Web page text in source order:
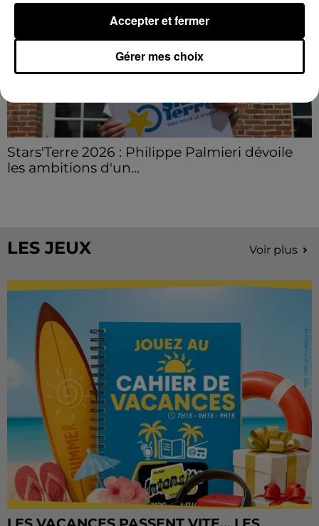
Stars'Terre 2026 : Philippe Palmieri dévoile
les ambitions d'un...
LES JEUX Voir plus
Gérer mes choix
Accepter et fermer